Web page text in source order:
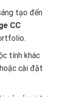
tạo đến
CC
tính khác
cài đặt